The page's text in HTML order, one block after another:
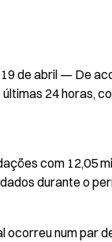
de abril — De
24 horas,
com 12,05
durante o
ocorreu num par